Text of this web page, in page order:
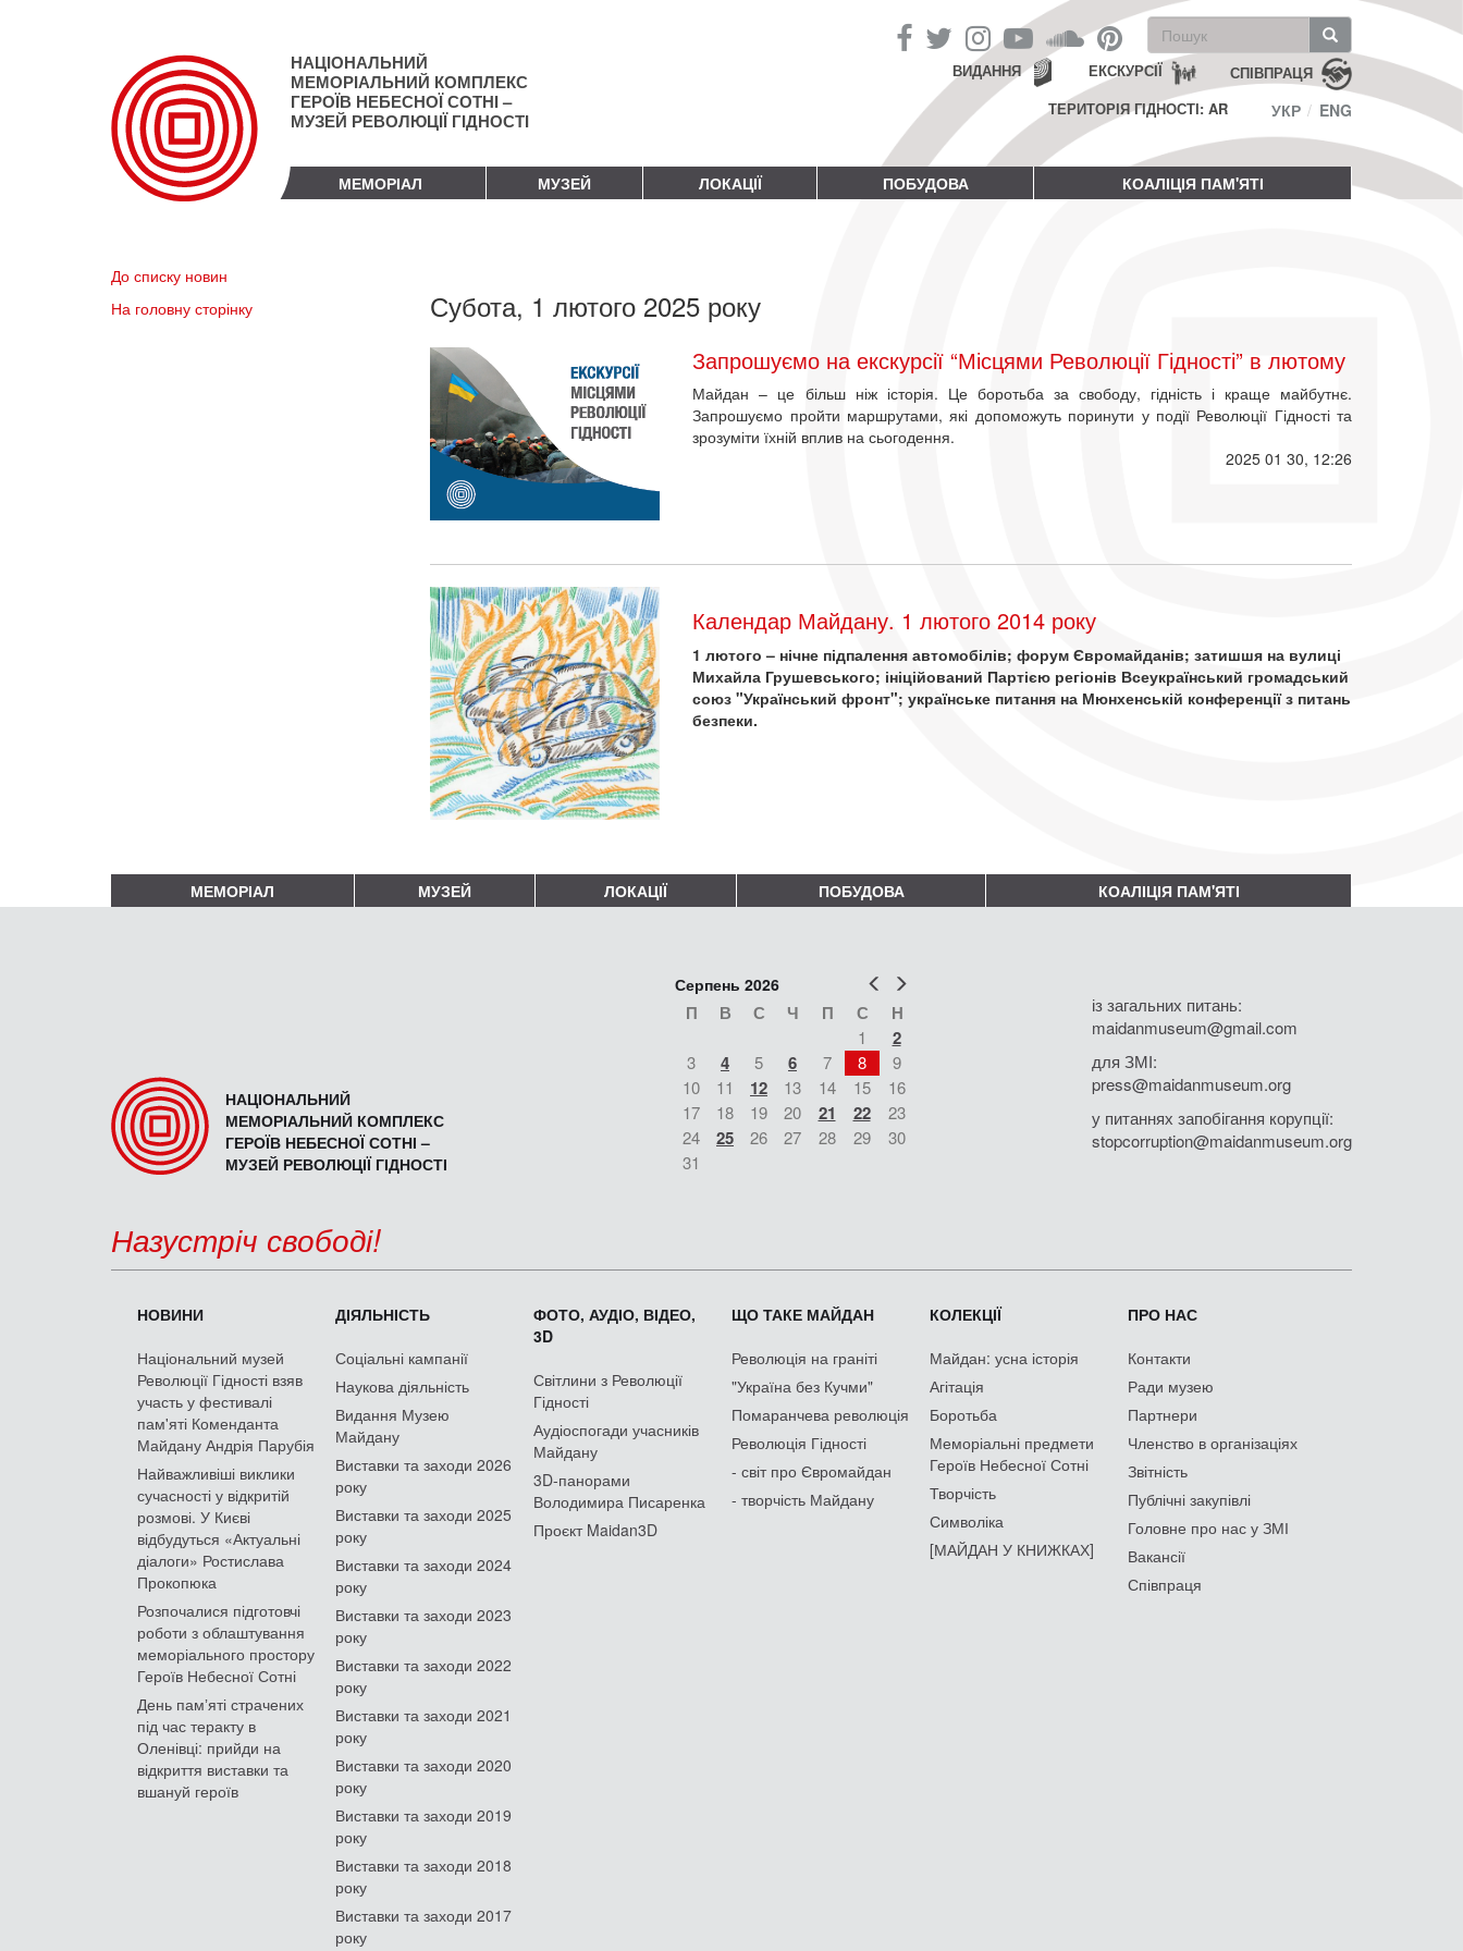
НАЦІОНАЛЬНИЙ
МЕМОРІАЛЬНИЙ КОМПЛЕКС
ГЕРОЇВ НЕБЕСНОЇ СОТНІ –
МУЗЕЙ РЕВОЛЮЦІЇ ГІДНОСТІ
Пошукова
форма
Пошук СПІВПРАЦЯ
ЕКСКУРСІЇ
ВИДАННЯ
ТЕРИТОРІЯ ГІДНОСТІ: AR
УКР ENG
МЕМОРІАЛ МУЗЕЙ ЛОКАЦІЇ ПОБУДОВА КОАЛІЦІЯ ПАМ'ЯТІ
До списку новин
На головну сторінку
Субота, 1 лютого 2025 року
Запрошуємо на екскурсії “Місцями Революції Гідності” в лютому
Майдан – це більш ніж історія. Це боротьба за свободу, гідність і краще майбутнє.
Запрошуємо пройти маршрутами, які допоможуть поринути у події Революції Гідності та
зрозуміти їхній вплив на сьогодення.
2025 01 30, 12:26
Календар Майдану. 1 лютого 2014 року
1 лютого – нічне підпалення автомобілів; форум Євромайданів; затишшя на вулиці
Михайла Грушевського; ініційований Партією регіонів Всеукраїнський громадський
союз "Український фронт"; українське питання на Мюнхенській конференції з питань
безпеки.
МЕМОРІАЛ МУЗЕЙ ЛОКАЦІЇ ПОБУДОВА КОАЛІЦІЯ ПАМ'ЯТІ
НАЦІОНАЛЬНИЙ
МЕМОРІАЛЬНИЙ КОМПЛЕКС
ГЕРОЇВ НЕБЕСНОЇ СОТНІ –
МУЗЕЙ РЕВОЛЮЦІЇ ГІДНОСТІ
Попер
Серпень 2026
П В С Ч П С Н
1 2
3 4 5 6 7 8
9
10
11 12 13 14 15
16
17
18 19 20 21 22
23
24
25 26 27 28 29
30
31
із загальних питань:
maidanmuseum@gmail.com
для ЗМІ:
press@maidanmuseum.org
у питаннях запобігання корупції:
stopcorruption@maidanmuseum.org
Назустріч свободі!
НОВИНИ
Національний музей
Революції Гідності взяв
участь у фестивалі
пам'яті Коменданта
Майдану Андрія Парубія
Найважливіші виклики
сучасності у відкритій
розмові. У Києві
відбудуться «Актуальні
діалоги» Ростислава
Прокопюка
Розпочалися підготовчі
роботи з облаштування
меморіального простору
Героїв Небесної Сотні
День памʼяті страчених
під час теракту в
Оленівці: прийди на
відкриття виставки та
вшануй героїв
ДІЯЛЬНІСТЬ
Соціальні кампанії
Наукова діяльність
Видання Музею
Майдану
Виставки та заходи 2026
року
Виставки та заходи 2025
року
Виставки та заходи 2024
року
Виставки та заходи 2023
року
Виставки та заходи 2022
року
Виставки та заходи 2021
року
Виставки та заходи 2020
року
Виставки та заходи 2019
року
Виставки та заходи 2018
року
Виставки та заходи 2017
року
ФОТО, АУДІО, ВІДЕО,
3D
Світлини з Революції
Гідності
Аудіоспогади учасників
Майдану
3D-панорами
Володимира Писаренка
Проєкт Maidan3D
ЩО ТАКЕ МАЙДАН
Революція на граніті
"Україна без Кучми"
Помаранчева революція
Революція Гідності
- світ про Євромайдан
- творчість Майдану
КОЛЕКЦІЇ
Майдан: усна історія
Агітація
Боротьба
Меморіальні предмети
Героїв Небесної Сотні
Творчість
Символіка
[МАЙДАН У КНИЖКАХ]
ПРО НАС
Контакти
Ради музею
Партнери
Членство в організаціях
Звітність
Публічні закупівлі
Головне про нас у ЗМІ
Вакансії
Співпраця